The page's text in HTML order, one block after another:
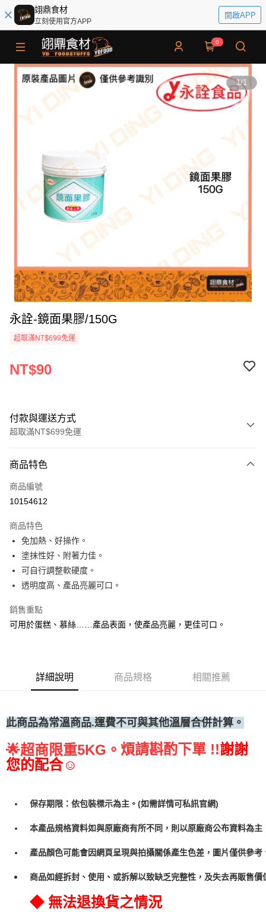
翊鼎食材
立刻使用官方APP
開啟APP
0
1/1
永詮-鏡面果膠/150G
超取滿NT$699免運
NT$90
付款與運送方式
超取滿NT$699免運
信用卡一次付款
Apple Pay
運送方式
• 付款後全家取貨
每筆NT$60，滿NT$699(含以上)免運費
• 付款後7-11取貨
(請點開選項勾選)
商品特色
商品編號
10154612
商品特色
免加熱、好操作。
塗抹性好、附著力佳。
可自行調整軟硬度。
透明度高、產品亮麗可口。
銷售重點
可用於蛋糕、慕絲……產品表面，使產品亮麗，更佳可口。
詳細說明 商品規格 相關推薦
此商品為常溫商品.運費不可與其他溫層合併計算。
🌟超商限重5KG。 煩請斟酌下單 !!謝謝
您的配合☺
保存期限：依包裝標示為主。(如需詳情可私訊官網)
本產品規格資料如與原廠商有所不同，則以原廠商公布資料為主
產品顏色可能會因網頁呈現與拍攝關係產生色差，圖片僅供參
商品如經拆封、使用、或拆解以致缺乏完整性，及失去再販售
◆ 無法退換貨之情況